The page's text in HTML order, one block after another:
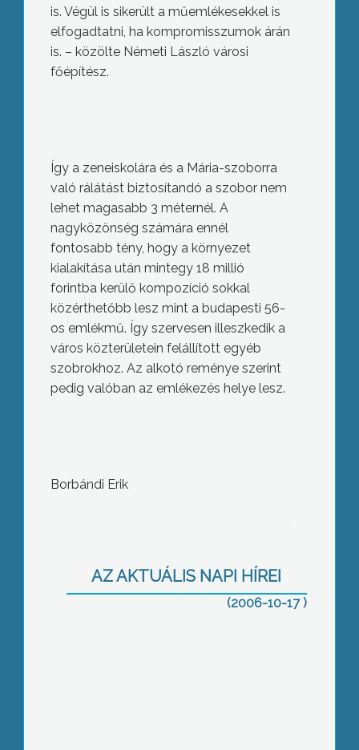
is. Végül is sikerült a műemlékesekkel is
elfogadtatni, ha kompromisszumok árán
is. – közölte Németi László városi
főépítész.
Így a zeneiskolára és a Mária-szoborra
való rálátást biztosítandó a szobor nem
lehet magasabb 3 méternél. A
nagyközönség számára ennél
fontosabb tény, hogy a környezet
kialakítása után mintegy 18 millió
forintba kerülő kompozíció sokkal
közérthetőbb lesz mint a budapesti 56-
os emlékmű. Így szervesen illeszkedik a
város közterületein felállított egyéb
szobrokhoz. Az alkotó reménye szerint
pedig valóban az emlékezés helye lesz.
Borbándi Erik
AZ AKTUÁLIS NAPI HÍREI
(2006-10-17 )
56.2006